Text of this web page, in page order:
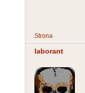
Strona
laborant